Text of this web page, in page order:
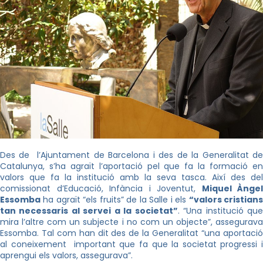
Des de l’Ajuntament de Barcelona i des de la Generalitat de
Catalunya, s’ha agraït l’aportació pel que fa la formació en
valors que fa la institució amb la seva tasca. Així des del
comissionat d’Educació, Infància i Joventut, Miquel Àngel
Essomba ha agraït “els fruits” de la Salle i els “valors cristians
tan necessaris al servei a la societat”. “Una institució que
mira l’altre com un subjecte i no com un objecte”, assegurava
Essomba. Tal com han dit des de la Generalitat “una aportació
al coneixement important que fa que la societat progressi i
aprengui els valors, assegurava”.